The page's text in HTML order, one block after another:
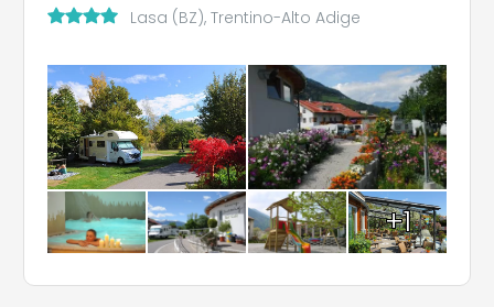
Lasa (BZ), Trentino-Alto Adige
+1